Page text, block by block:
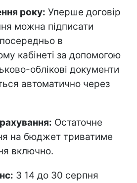
року: Уперше договір
можна підписати
в
кабінеті за допомогою
облікові документи
автоматично через
Остаточне
на бюджет триватиме
включно.
З 14 до 30 серпня